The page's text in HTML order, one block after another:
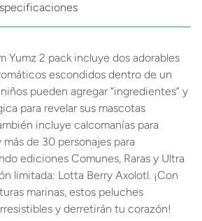
Yumz 2 pack incluye dos adorables
escondidos dentro de un
pueden agregar “ingredientes” y
para revelar sus mascotas
incluye calcomanías para
de 30 personajes para
ediciones Comunes, Raras y Ultra
limitada: Lotta Berry Axolotl. ¡Con
marinas, estos peluches
y derretirán tu corazón!